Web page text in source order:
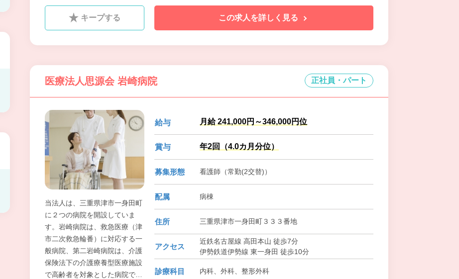
キープする この求人を詳しく見る
医療法人思源会 岩崎病院 正社員・パート
当法人は、三重県津市一身田町
に２つの病院を開設していま
す。岩崎病院は、救急医療（津
市二次救急輪番）に対応する一
般病院、第二岩崎病院は、介護
保険法下の介護療養型医療施設
で高齢者を対象とした病院で
給与 月給 241,000円～346,000円位
賞与 年2回（4.0カ月分位）
募集形態 看護師（常勤(2交替)）
配属 病棟
住所 三重県津市一身田町３３３番地
アクセス
近鉄名古屋線 高田本山 徒歩7分
伊勢鉄道伊勢線 東一身田 徒歩10分
診療科目 内科、外科、整形外科